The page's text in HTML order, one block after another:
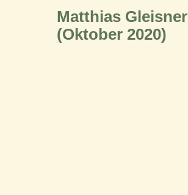
Matthias Gleisner
(Oktober 2020)